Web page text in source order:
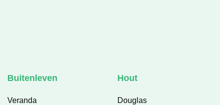
Buitenleven
Veranda
Hout
Douglas